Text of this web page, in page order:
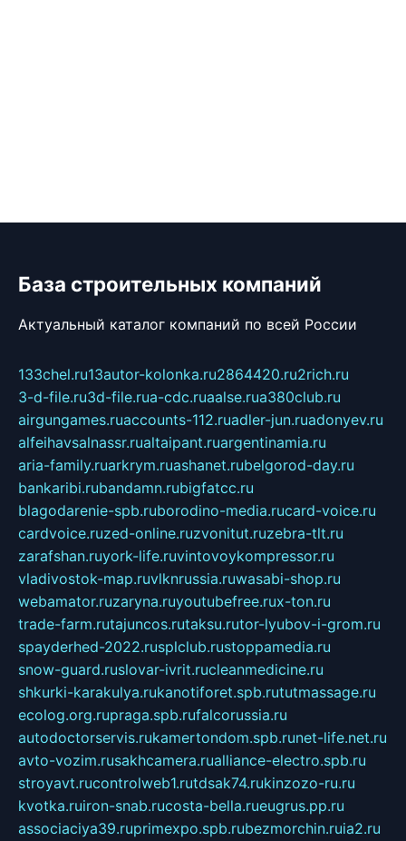
База строительных компаний
Актуальный каталог компаний по всей России
133chel.ru13autor-kolonka.ru2864420.ru2rich.ru
3-d-file.ru3d-file.rua-cdc.ruaalse.rua380club.ru
airgungames.ruaccounts-112.ruadler-jun.ruadonyev.ru
alfeihavsalnassr.rualtaipant.ruargentinamia.ru
aria-family.ruarkrym.ruashanet.rubelgorod-day.ru
bankaribi.rubandamn.rubigfatcc.ru
blagodarenie-spb.ruborodino-media.rucard-voice.ru
cardvoice.ruzed-online.ruzvonitut.ruzebra-tlt.ru
zarafshan.ruyork-life.ruvintovoykompressor.ru
vladivostok-map.ruvlknrussia.ruwasabi-shop.ru
webamator.ruzaryna.ruyoutubefree.rux-ton.ru
trade-farm.rutajuncos.rutaksu.rutor-lyubov-i-grom.ru
spayderhed-2022.rusplclub.rustoppamedia.ru
snow-guard.ruslovar-ivrit.rucleanmedicine.ru
shkurki-karakulya.rukanotiforet.spb.rututmassage.ru
ecolog.org.rupraga.spb.rufalcorussia.ru
autodoctorservis.rukamertondom.spb.runet-life.net.ru
avto-vozim.rusakhcamera.rualliance-electro.spb.ru
stroyavt.rucontrolweb1.rutdsak74.rukinzozo-ru.ru
kvotka.ruiron-snab.rucosta-bella.rueugrus.pp.ru
associaciya39.ruprimexpo.spb.rubezmorchin.ruia2.ru